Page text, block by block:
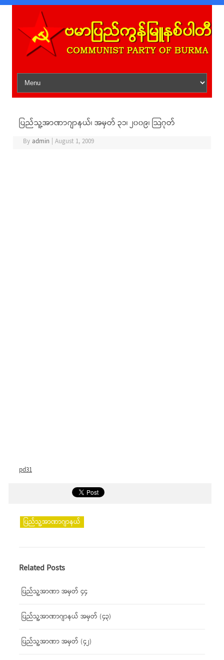
Skip to content
ပြည်သူ့အာဏာဂျာနယ်၊ အမှတ် ၃၁၊ ၂၀၀၉၊ သြဂုတ်
Byadmin August 1, 2009
pd31
ပြည်သူ့အာဏာဂျာနယ်
Related Posts
ပြည်သူ့အာဏာ အမှတ် ၄၄
ပြည်သူ့အာဏာဂျာနယ် အမှတ် (၄၃)
ပြည်သူ့အာဏာ အမှတ် (၄၂)